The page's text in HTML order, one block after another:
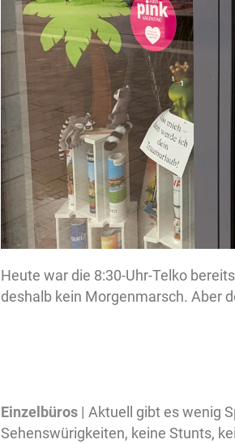
Heute war die 8:30-Uhr-Telko
deshalb kein Morgenmarsch. Aber
Einzelbüros | Aktuell gibt es wenig
Sehenswürigkeiten, keine Stunts,